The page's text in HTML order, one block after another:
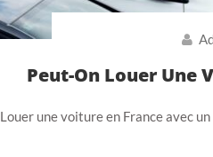
Peut-On Louer Une
Louer une voiture en France avec